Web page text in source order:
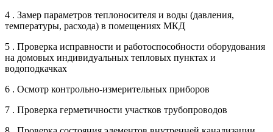
4 . Замер параметров теплоносителя и воды (давления,
температуры, расхода) в помещениях МКД
5 . Проверка исправности и работоспособности оборудования
на домовых индивидуальных тепловых пунктах и
водоподкачках
6 . Осмотр контрольно-измерительных приборов
7 . Проверка герметичности участков трубопроводов